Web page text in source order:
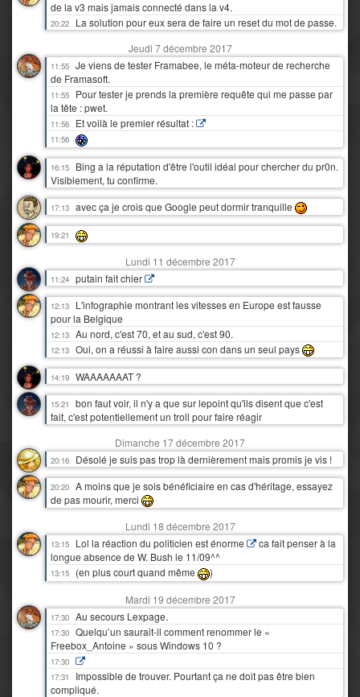
de la v3 mais jamais connecté dans la v4.
20:22
La solution pour eux sera de faire un reset du mot de passe.
Jeudi 7 décembre 2017
11:55 Je viens de tester Framabee, le méta-moteur de recherche
de Framasoft.
11:55
Pour tester je prends la première requête qui me passe par
la tête : pwet.
11:56 Et voilà le premier résultat :
11:56
16:15
Bing a la réputation d'être l'outil idéal pour chercher du pr0n.
Visiblement, tu confirme.
17:13 avec ça je crois que Google peut dormir tranquille
19:21
Lundi 11 décembre 2017
11:24 putain fait chier
12:13
L'infographie montrant les vitesses en Europe est fausse
pour la Belgique
12:13 Au nord, c'est 70, et au sud, c'est 90.
12:13 Oui, on a réussi à faire aussi con dans un seul pays
14:19 WAAAAAAAT ?
15:21
bon faut voir, il n'y a que sur lepoint qu'ils disent que c'est
fait, c'est potentiellement un troll pour faire réagir
Dimanche 17 décembre 2017
20:16 Désolé je suis pas trop là dernièrement mais promis je vis !
20:20 A moins que je sois bénéficiaire en cas d'héritage, essayez
de pas mourir, merci
Lundi 18 décembre 2017
13:15 Lol la réaction du politicien est énorme
ca fait penser à la
longue absence de W. Bush le 11/09^^
13:15 (en plus court quand même
)
Mardi 19 décembre 2017
17:30 Au secours Lexpage.
17:30 Quelqu’un saurait-il comment renommer le «
Freebox_Antoine » sous Windows 10 ?
17:30
17:31
Impossible de trouver. Pourtant ça ne doit pas être bien
compliqué.